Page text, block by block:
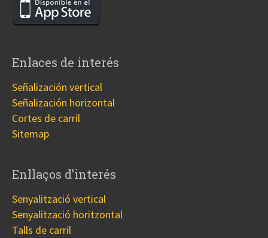
Enlaces de interés
Señalización vertical
Señalización horizontal
Cortes de carril
Sitemap
Enllaços d’interés
Senyalització vertical
Senyalització horitzontal
Talls de carril